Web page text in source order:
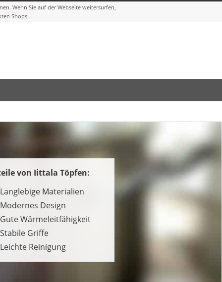
von Iittala Töpfen:
Langlebige Materialien
Modernes Design
Gute Wärmeleitfähigkeit
Stabile Griffe
Leichte Reinigung